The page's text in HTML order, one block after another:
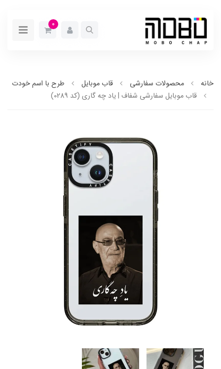
0
خانه محصولات سفارشی قاب موبایل
طرح با اسم خودت
قاب موبایل سفارشی شفاف | یاد چه گاری (کد 0289)